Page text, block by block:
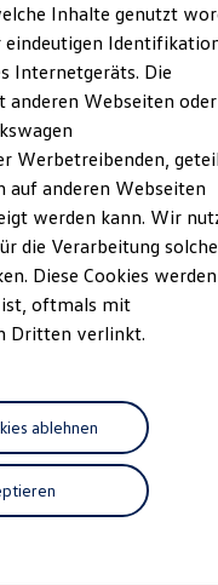
Produkte
der Marken
Volkswagen
wir vielfältigste
an.
zählen
Ersatzmobilität
zur
Sachsen haben
für Sie vorrätig.
uns bekommen
Inhalte genutzt
eindeutigen
Internetgeräts. Die
Webseiten oder
Werbetreibenden,
auf anderen Webseiten
werden kann. Wir
die Verarbeitung
Diese Cookies
ist, oftmals mit
Dritten verlinkt.
ablehnen